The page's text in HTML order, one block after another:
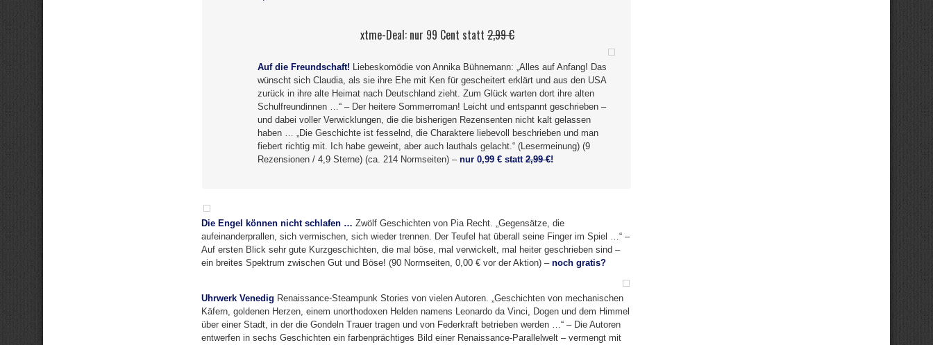
xtme-Deal: nur 99 Cent statt 2,99 €
Auf die Freundschaft! Liebeskomödie von Annika Bühnemann: „Alles auf Anfang! Das
wünscht sich Claudia, als sie ihre Ehe mit Ken für gescheitert erklärt und aus den USA
zurück in ihre alte Heimat nach Deutschland zieht. Zum Glück warten dort ihre alten
Schulfreundinnen …“ – Der heitere Sommerroman! Leicht und entspannt geschrieben –
und dabei voller Verwicklungen, die die bisherigen Rezensenten nicht kalt gelassen
haben … „Die Geschichte ist fesselnd, die Charaktere liebevoll beschrieben und man
fiebert richtig mit. Ich habe geweint, aber auch lauthals gelacht.“ (Lesermeinung) (9
Rezensionen / 4,9 Sterne) (ca. 214 Normseiten) – nur 0,99 € statt 2,99 €!
Die Engel können nicht schlafen … Zwölf Geschichten von Pia Recht. „Gegensätze, die
aufeinanderprallen, sich vermischen, sich wieder trennen. Der Teufel hat überall seine Finger im Spiel …“ –
Auf ersten Blick sehr gute Kurzgeschichten, die mal böse, mal verwickelt, mal heiter geschrieben sind –
ein breites Spektrum zwischen Gut und Böse! (90 Normseiten, 0,00 € vor der Aktion) – noch gratis?
Uhrwerk Venedig Renaissance-Steampunk Stories von vielen Autoren. „Geschichten von mechanischen
Käfern, goldenen Herzen, einem unorthodoxen Helden namens Leonardo da Vinci, Dogen und dem Himmel
über einer Stadt, in der die Gondeln Trauer tragen und von Federkraft betrieben werden …“ – Die Autoren
entwerfen in sechs Geschichten ein farbenprächtiges Bild einer Renaissance-Parallelwelt – vermengt mit